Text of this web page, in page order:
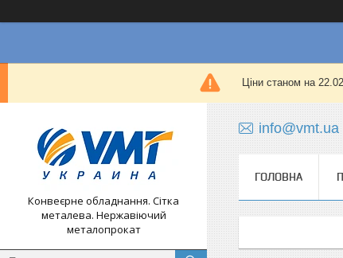
Ціни станом на
Конвеєрне обладнання. Сітка
металева. Нержавіючий
металопрокат
info@vmt.ua
ГОЛОВНА